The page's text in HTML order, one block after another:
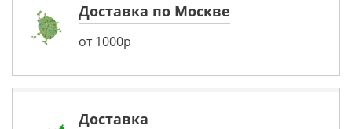
Доставка по Москве
от 1000р
Доставка